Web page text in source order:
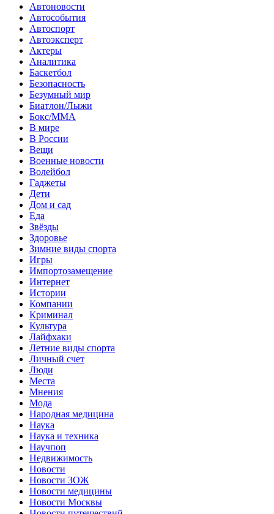
Автоновости
Автособытия
Автоспорт
Автоэксперт
Актеры
Аналитика
Баскетбол
Безопасность
Безумный мир
Биатлон/Лыжи
Бокс/MMA
В мире
В России
Вещи
Военные новости
Волейбол
Гаджеты
Дети
Дом и сад
Еда
Звёзды
Здоровье
Зимние виды спорта
Игры
Импортозамещение
Интернет
Истории
Компании
Криминал
Культура
Лайфхаки
Летние виды спорта
Личный счет
Люди
Места
Мнения
Мода
Народная медицина
Наука
Наука и техника
Научпоп
Недвижимость
Новости
Новости ЗОЖ
Новости медицины
Новости Москвы